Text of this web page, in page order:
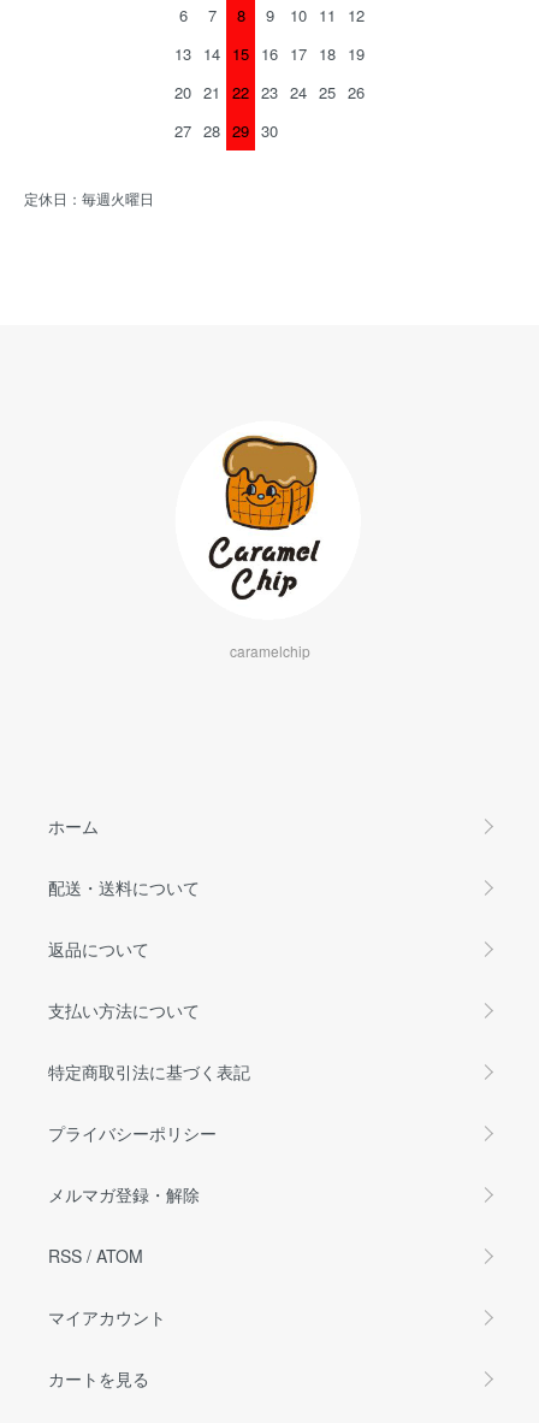
6
7 8 9 10 11
12
13 14 15 16 17 18 19
20 21 22 23 24 25 26
27 28 29 30
定休日：毎週火曜日
caramelchip
ホーム
配送・送料について
返品について
支払い方法について
特定商取引法に基づく表記
プライバシーポリシー
メルマガ登録・解除
RSS / ATOM
マイアカウント
カートを見る